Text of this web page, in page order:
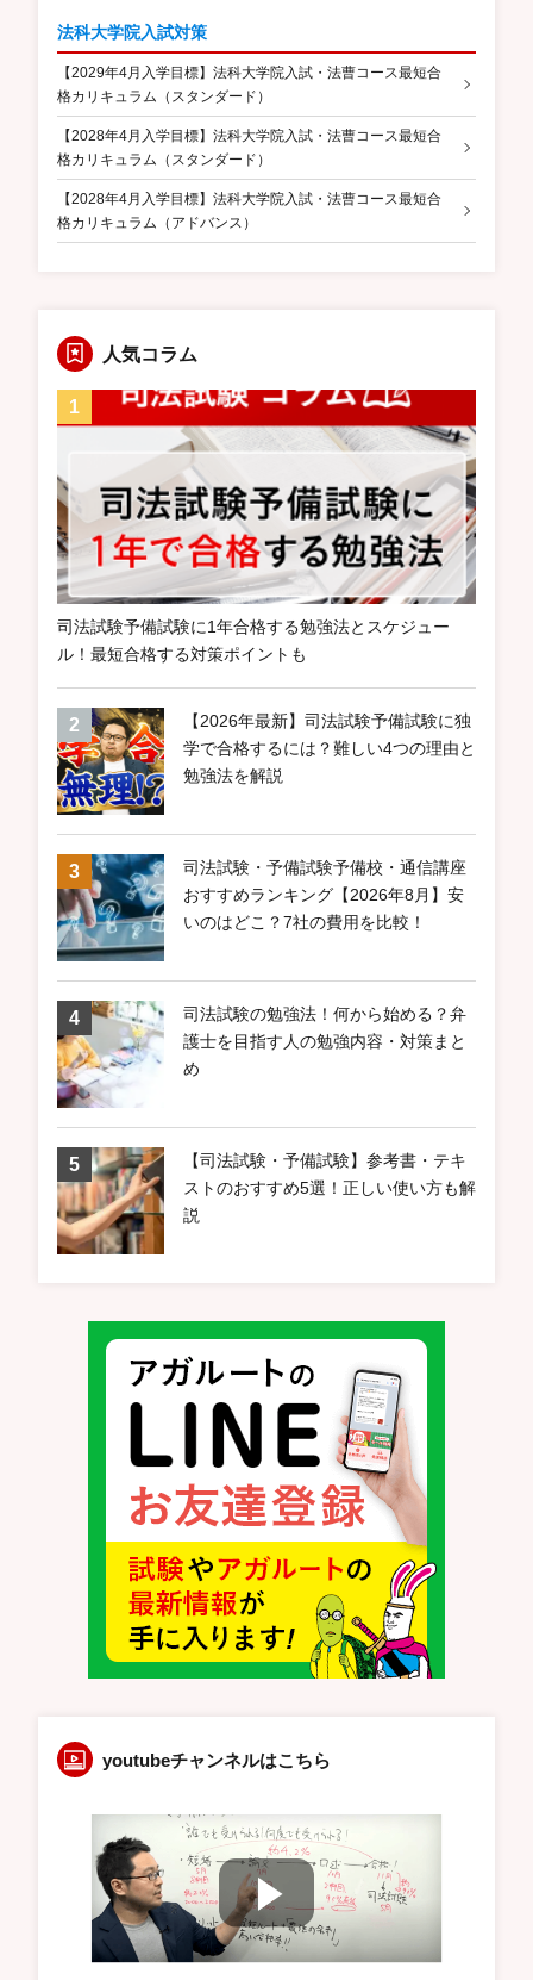
法科大学院入試対策
【2029年4月入学目標】法科大学院入試・法曹コース最短合
格カリキュラム（スタンダード）
【2028年4月入学目標】法科大学院入試・法曹コース最短合
格カリキュラム（スタンダード）
【2028年4月入学目標】法科大学院入試・法曹コース最短合
格カリキュラム（アドバンス）
人気コラム
司法試験予備試験に1年合格する勉強法とスケジュー
ル！最短合格する対策ポイントも
【2026年最新】司法試験予備試験に独
学で合格するには？難しい4つの理由と
勉強法を解説
司法試験・予備試験予備校・通信講座
おすすめランキング【2026年8月】安
いのはどこ？7社の費用を比較！
司法試験の勉強法！何から始める？弁
護士を目指す人の勉強内容・対策まと
め
【司法試験・予備試験】参考書・テキ
ストのおすすめ5選！正しい使い方も解
説
youtubeチャンネルはこちら